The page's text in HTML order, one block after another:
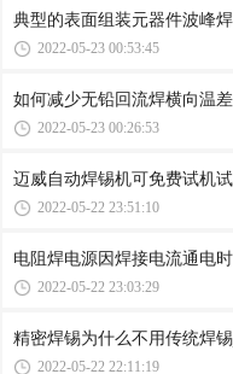
典型的表面组装元器件波峰
2022-05-23 00:53:45
如何减少无铅回流焊横向温差
2022-05-23 00:26:53
迈威自动焊锡机可免费试机
2022-05-22 23:51:10
电阻焊电源因焊接电流通电
2022-05-22 23:03:29
精密焊锡为什么不用传统焊
2022-05-22 22:11:19